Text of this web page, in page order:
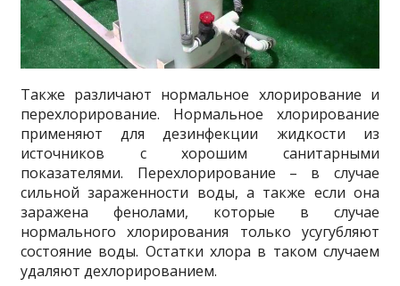
Также различают нормальное хлорирование и
перехлорирование. Нормальное хлорирование
применяют для дезинфекции жидкости из
источников с хорошим санитарными
показателями. Перехлорирование – в случае
сильной зараженности воды, а также если она
заражена фенолами, которые в случае
нормального хлорирования только усугубляют
состояние воды. Остатки хлора в таком случаем
удаляют дехлорированием.